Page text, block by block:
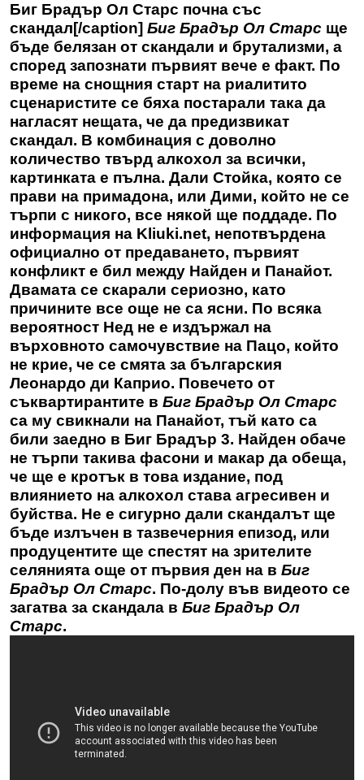
Биг Брадър Ол Старс почна със
скандал[/caption] Биг Брадър Ол Старс ще
бъде белязан от скандали и брутализми, а
според запознати първият вече е факт. По
време на снощния старт на риалитито
сценаристите се бяха постарали така да
нагласят нещата, че да предизвикат
скандал. В комбинация с доволно
количество твърд алкохол за всички,
картинката е пълна. Дали Стойка, която се
прави на примадона, или Дими, който не се
търпи с никого, все някой ще поддаде. По
информация на Kliuki.net, непотвърдена
официално от предаването, първият
конфликт е бил между Найден и Панайот.
Двамата се скарали сериозно, като
причините все още не са ясни. По всяка
вероятност Нед не е издържал на
върховното самочувствие на Пацо, който
не крие, че се смята за българския
Леонардо ди Каприо. Повечето от
съквартирантите в Биг Брадър Ол Старс
са му свикнали на Панайот, тъй като са
били заедно в Биг Брадър 3. Найден обаче
не търпи такива фасони и макар да обеща,
че ще е кротък в това издание, под
влиянието на алкохол става агресивен и
буйства. Не е сигурно дали скандалът ще
бъде излъчен в тазвечерния епизод, или
продуцентите ще спестят на зрителите
селянията още от първия ден на в Биг
Брадър Ол Старс. По-долу във видеото се
загатва за скандала в Биг Брадър Ол
Старс.